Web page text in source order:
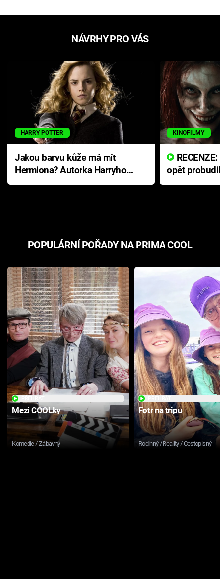
NÁVRHY PRO VÁS
HARRY POTTER
Jakou barvu kůže má mít
Hermiona? Autorka Harryho
Pottera přišla s ráznou
KINOFILMY
opět
přichází s
POPULÁRNÍ POŘADY NA PRIMA COOL
Mezi COOLky
Komedie / Zábavný
Fotr na tripu
Rodinný / Reality / Cestopisný